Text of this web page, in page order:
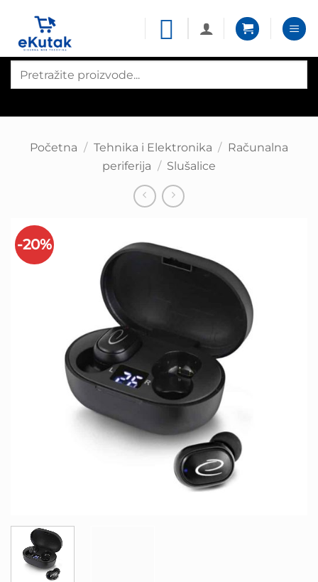
content
search
Početna / Tehnika i Elektronika / Računalna
periferija / Slušalice
-20%